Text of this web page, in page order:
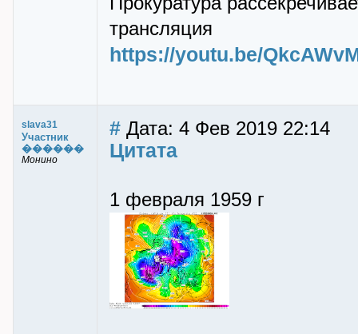
трансляция
https://youtu.be/
slava31
Участник
������
Монино
# Дата: 4 Фев 2019 22:14
Цитата
1 февраля 1959 г